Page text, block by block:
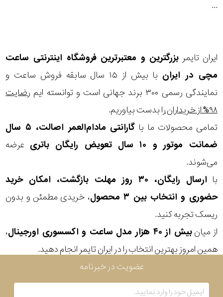
...
ایران تایمر بزرگترین و معتبرترین فروشگاه اینترنتی ساعت
مچی در ایران
با بیش از ۱۵ سال سابقه فروش ساعت و
نمایندگی رسمی ۳۰۰ برند جهانی است و توانسته ایم
رضایت
۹۸% از خریداران
را بدست بیاوریم.
تمامی محصولات ما با
گارانتی مادام‌العمر اصالت، ۵ سال
ضمانت موتور و ۱۰ سال تعویض رایگان باتری
عرضه
می‌شوند.
با
ارسال رایگان، ۳۰ روز مهلت بازگشت، امکان خرید
حضوری و انتخاب بین ۳ محصول
، خریدی مطمئن و بدون
ریسک تجربه کنید.
از میانبیش از ۴۰ هزار مدل ساعت و اکسسوری اورجینال
،
همین امروز بهترین انتخاب را در ایران تایمر انجام دهید.
در
برابر
آب
شکل
قاب
ویژگی
نوع
موتور
رنگ
عضویت در خبرنامه